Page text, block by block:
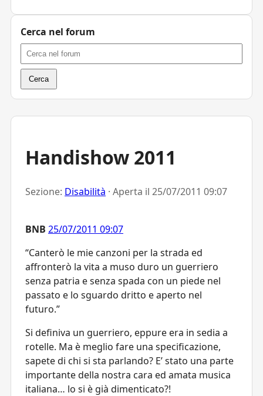
Handishow 2011
Sezione: Disabilità · Aperta il 25/07/2011 09:07
BNB 25/07/2011 09:07
“Canterò le mie canzoni per la strada ed
affronterò la vita a muso duro un guerriero
senza patria e senza spada con un piede nel
passato e lo sguardo dritto e aperto nel
futuro.”
Si definiva un guerriero, eppure era in sedia a
rotelle. Ma è meglio fare una specificazione,
sapete di chi si sta parlando? E’ stato una parte
importante della nostra cara ed amata musica
italiana… lo si è già dimenticato?!
Cerca nel forum
Cerca